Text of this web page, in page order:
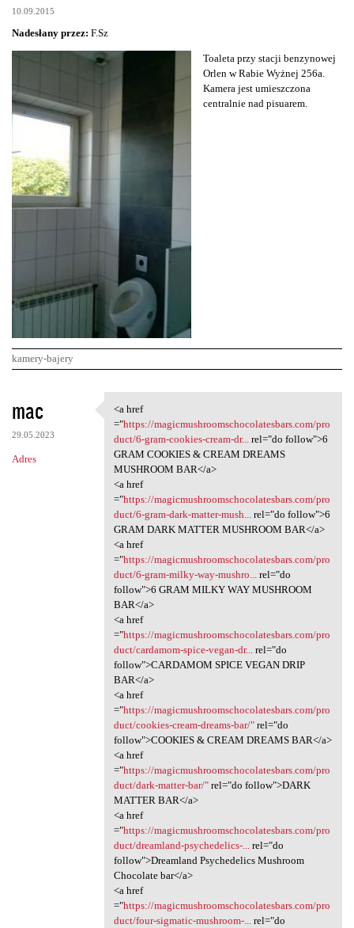
10.09.2015
Nadesłany przez: F.Sz
Toaleta przy stacji benzynowej
Orlen w Rabie Wyżnej 256a.
Kamera jest umieszczona
centralnie nad pisuarem.
kamery-bajery
K
o
m
e
mac
29.05.2023
Adres
<a href ="https:/
<a href
="https://magicmushroomschocolatesbars.com/pro
duct/6-gram-cookies-cream-dr...
rel="do follow">6
GRAM COOKIES & CREAM DREAMS
MUSHROOM BAR</a>
<a href
="https://magicmushroomschocolatesbars.com/pro
duct/6-gram-dark-matter-mush...
rel="do follow">6
GRAM DARK MATTER MUSHROOM BAR</a>
<a href
="https://magicmushroomschocolatesbars.com/pro
duct/6-gram-milky-way-mushro...
rel="do
follow">6 GRAM MILKY WAY MUSHROOM
BAR</a>
<a href
="https://magicmushroomschocolatesbars.com/pro
duct/cardamom-spice-vegan-dr...
rel="do
follow">CARDAMOM SPICE VEGAN DRIP
BAR</a>
<a href
="https://magicmushroomschocolatesbars.com/pro
duct/cookies-cream-dreams-bar/"rel="do
follow">COOKIES & CREAM DREAMS BAR</a>
<a href
="https://magicmushroomschocolatesbars.com/pro
duct/dark-matter-bar/"rel="do follow">DARK
MATTER BAR</a>
<a href
="https://magicmushroomschocolatesbars.com/pro
duct/dreamland-psychedelics-...
rel="do
follow">Dreamland Psychedelics Mushroom
Chocolate bar</a>
<a href
="https://magicmushroomschocolatesbars.com/pro
duct/four-sigmatic-mushroom-...
rel="do